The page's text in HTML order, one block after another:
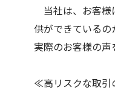
当社は、お客様
供ができているの
実際のお客様の声
≪高リスクな取